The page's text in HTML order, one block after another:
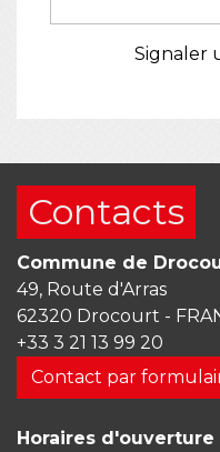
Signaler
Contacts
Commune de
49, Route d'Arras
62320 Drocourt -
+33 3 21 13 99 20
Contact par
Horaires d'ouverture